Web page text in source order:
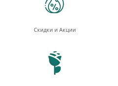
Скидки и Акции